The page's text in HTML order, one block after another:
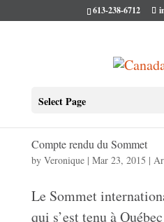
613-238-6712
Select Page
Compte rendu du Sommet
by Veronique| Mar 23, 2015 |
Le Sommet
qui s’est tenu à